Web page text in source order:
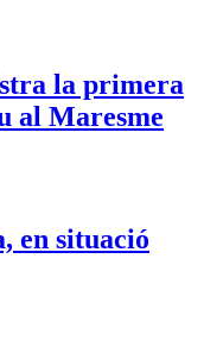
la primera
al Maresme
en situació